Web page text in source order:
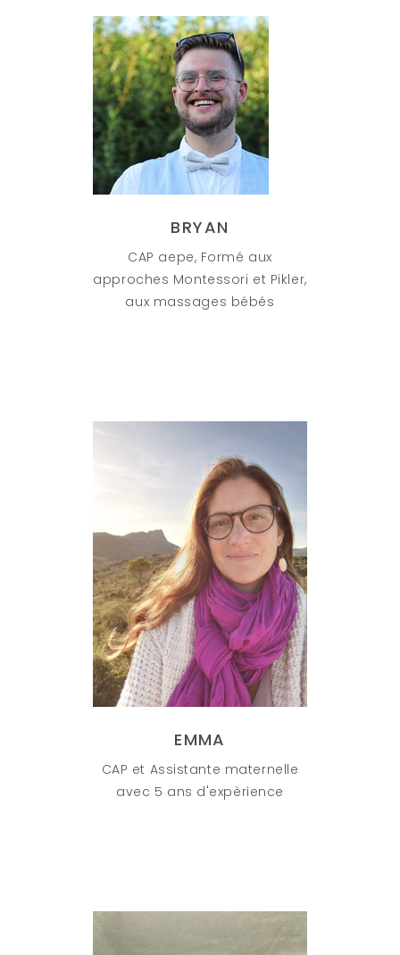
BRYAN
CAP aepe, Formé aux
approches Montessori et Pikler,
aux massages bébés
EMMA
CAP et Assistante maternelle
avec 5 ans d'expèrience